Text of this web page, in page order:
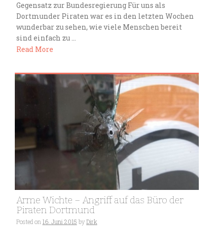
Gegensatz zur Bundesregierung Für uns als
Dortmunder Piraten war es in den letzten Wochen
wunderbar zu sehen, wie viele Menschen bereit
sind einfach zu ...
Read More
Arme Wichte – Angriff auf das Büro der
Piraten Dortmund
Posted on 16. Juni 2015 byDirk